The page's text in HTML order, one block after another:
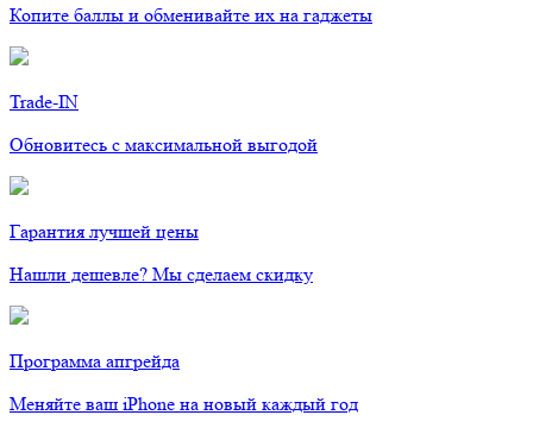
Копите баллы и обменивайте их на гаджеты
Trade-IN
Обновитесь с максимальной выгодой
Гарантия лучшей цены
Нашли дешевле? Мы сделаем скидку
Программа апгрейда
Меняйте ваш iPhone на новый каждый год